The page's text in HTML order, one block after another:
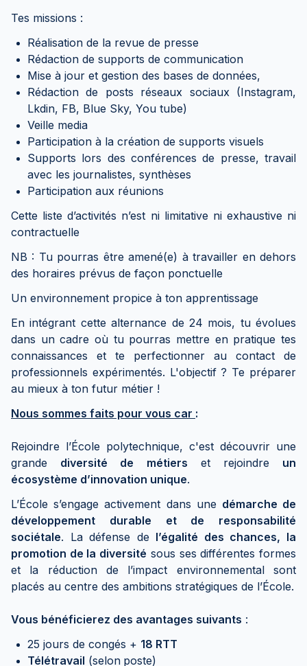
Tes missions :
Réalisation de la revue de presse
Rédaction de supports de communication
Mise à jour et gestion des bases de données,
Rédaction de posts réseaux sociaux (Instagram,
Lkdin, FB, Blue Sky, You tube)
Veille media
Participation à la création de supports visuels
Supports lors des conférences de presse, travail
avec les journalistes, synthèses
Participation aux réunions
Cette liste d’activités n’est ni limitative ni exhaustive ni
contractuelle
NB : Tu pourras être amené(e) à travailler en dehors
des horaires prévus de façon ponctuelle
Un environnement propice à ton apprentissage
En intégrant cette alternance de 24 mois, tu évolues
dans un cadre où tu pourras mettre en pratique tes
connaissances et te perfectionner au contact de
professionnels expérimentés. L'objectif ? Te préparer
au mieux à ton futur métier !
Nous sommes faits pour vous car :
Rejoindre l’École polytechnique, c'est découvrir une
grande diversité de métiers et rejoindre un
écosystème d’innovation unique.
L’École s’engage activement dans une démarche de
développement durable et de responsabilité
sociétale. La défense de l’égalité des chances, la
promotion de la diversité sous ses différentes formes
et la réduction de l’impact environnemental sont
placés au centre des ambitions stratégiques de l’École.
Vous bénéficierez des avantages suivants :
25 jours de congés + 18 RTT
Télétravail (selon poste)